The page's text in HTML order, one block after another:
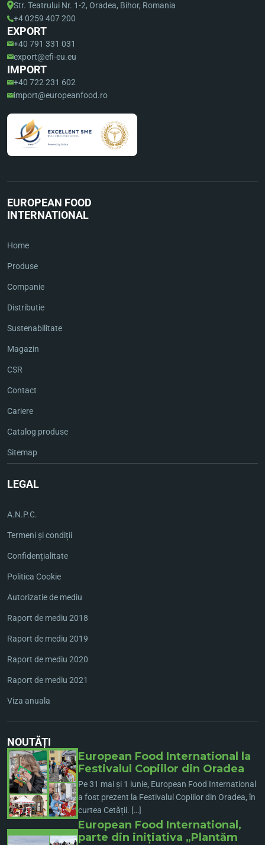
Str. Teatrului Nr. 1-2, Oradea, Bihor, Romania
+4 0259 407 200
EXPORT
+40 791 331 031
export@efi-eu.eu
IMPORT
+40 722 231 602
import@europeanfood.ro
EUROPEAN FOOD
INTERNATIONAL
Home
Produse
Companie
Distributie
Sustenabilitate
Magazin
CSR
Contact
Cariere
Catalog produse
Sitemap
LEGAL
A.N.P.C.
Termeni și condiții
Confidențialitate
Politica Cookie
Autorizatie de mediu
Raport de mediu 2018
Raport de mediu 2019
Raport de mediu 2020
Raport de mediu 2021
Viza anuala
NOUTĂȚI
European Food International la
Festivalul Copiilor din Oradea
Pe 31 mai și 1 iunie, European Food International
a fost prezent la Festivalul Copiilor din Oradea, în
curtea Cetății. […]
European Food International,
parte din inițiativa „Plantăm